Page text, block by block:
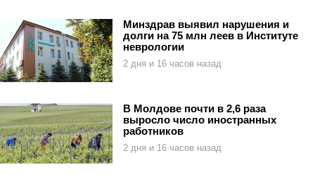
Минздрав выявил нарушения и
долги на 75 млн леев в Институте
неврологии
2 дня и 16 часов назад
В Молдове почти в 2,6 раза
выросло число иностранных
работников
2 дня и 16 часов назад